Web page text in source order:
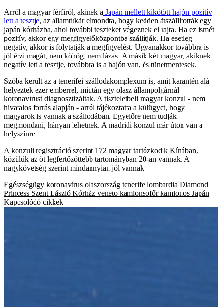
Arról a magyar férfiról, akinek a Japán mellett kikötött hajón pozitív
lett a tesztje, az államtitkár elmondta, hogy kedden átszállították egy
japán kórházba, ahol további teszteket végeznek el rajta. Ha ez ismét
pozitív, akkor egy megfigyelőközpontba szállítják. Ha esetleg
negatív, akkor is folytatják a megfigyelést. Ugyanakkor továbbra is
jól érzi magát, nem köhög, nem lázas. A másik két magyar, akiknek
negatív lett a tesztje, továbbra is a hajón van, és tünetmentesek.
Szóba került az a tenerifei szállodakomplexum is, amit karantén alá
helyeztek ezer emberrel, miután egy olasz állampolgárnál
koronavírust diagnosztizáltak. A tiszteletbeli magyar konzul - nem
hivatalos forrás alapján - arról tájékoztatta a külügyet, hogy
magyarok is vannak a szállodában. Egyelőre nem tudják
megmondani, hányan lehetnek. A madridi konzul már úton van a
helyszínre.
A konzuli regisztráció szerint 172 magyar tartózkodik Kínában,
közülük az öt legfertőzöttebb tartományban 20-an vannak. A
nagykövetség szerint mindannyian jól vannak.
Egészségügy koronavírus olaszország tenerife lombardia Diamond
Princess Szent László Kórház veneto kamionsofőr kamionos Japán
Kapcsolódó cikkek